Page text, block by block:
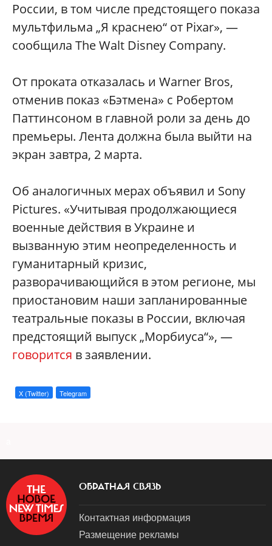
России, в том числе предстоящего показа
мультфильма „Я краснею“ от Pixar», —
сообщила The Walt Disney Company.
От проката отказалась и Warner Bros,
отменив показ «Бэтмена» с Робертом
Паттинсоном в главной роли за день до
премьеры. Лента должна была выйти на
экран завтра, 2 марта.
Об аналогичных мерах объявил и Sony
Pictures. «Учитывая продолжающиеся
военные действия в Украине и
вызванную этим неопределенность и
гуманитарный кризис,
разворачивающийся в этом регионе, мы
приостановим наши запланированные
театральные показы в России, включая
предстоящий выпуск „Морбиуса“», —
говорится в заявлении.
X (Twitter) Telegram
ОБРАТНАЯ СВЯЗЬ
Контактная информация
Размещение рекламы